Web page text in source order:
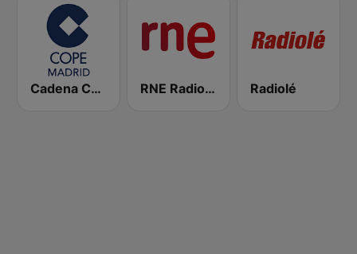
Cadena COPE Madrid RNE Radio Nacional Radiolé